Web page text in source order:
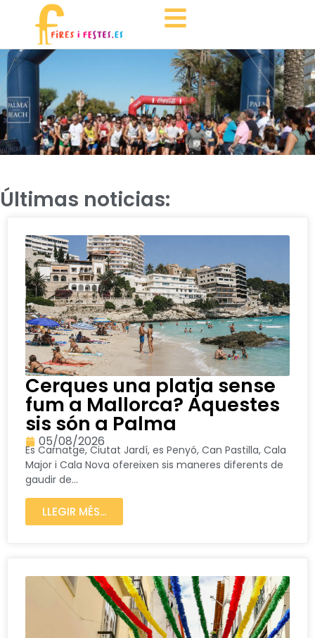
Últimas noticias:
Cerques una platja sense
fum a Mallorca? Aquestes
sis són a Palma
05/08/2026
Es Carnatge, Ciutat Jardí, es Penyó, Can Pastilla, Cala
Major i Cala Nova ofereixen sis maneres diferents de
gaudir de...
LLEGIR MÉS...